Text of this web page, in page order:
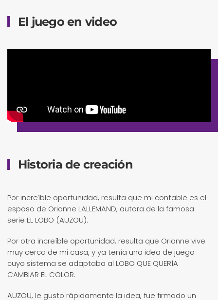
El juego en video
Historia de creación
Por increíble oportunidad, resulta que mi contable es el
esposo de Orianne LALLEMAND, autora de la famosa
serie EL LOBO (AUZOU).
Por otra increíble oportunidad, resulta que Orianne vive
muy cerca de mi casa, y ya tenía una idea de juego
cuyo sistema se adaptaba al LOBO QUE QUERÍA
CAMBIAR EL COLOR.
AUZOU, le gusto rápidamente la idea, fue firmado un